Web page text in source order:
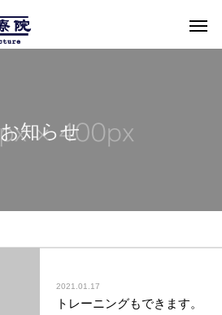
お知らせ
2021.01.17
トレーニングもできます。